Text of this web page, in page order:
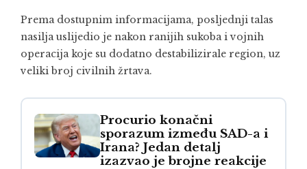
Prema dostupnim informacijama, posljednji talas
nasilja uslijedio je nakon ranijih sukoba i vojnih
operacija koje su dodatno destabilizirale region, uz
veliki broj civilnih žrtava.
Procurio konačni
sporazum između SAD-a i
Irana? Jedan detalj
izazvao je brojne reakcije